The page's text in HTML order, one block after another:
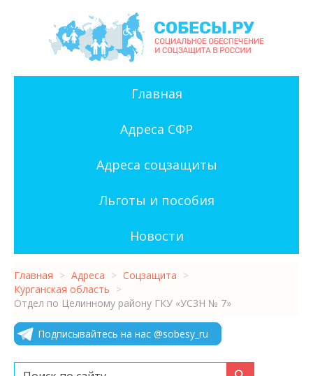
Главная
Адреса СФР
Адреса соцзащиты
Льготы и пособия
Новости
Главная > Адреса > Соцзащита >
Курганская область >
Отдел по Целинному району ГКУ «УСЗН № 7»
Подписывайтесь на нас @sobesy_ru
Искать...